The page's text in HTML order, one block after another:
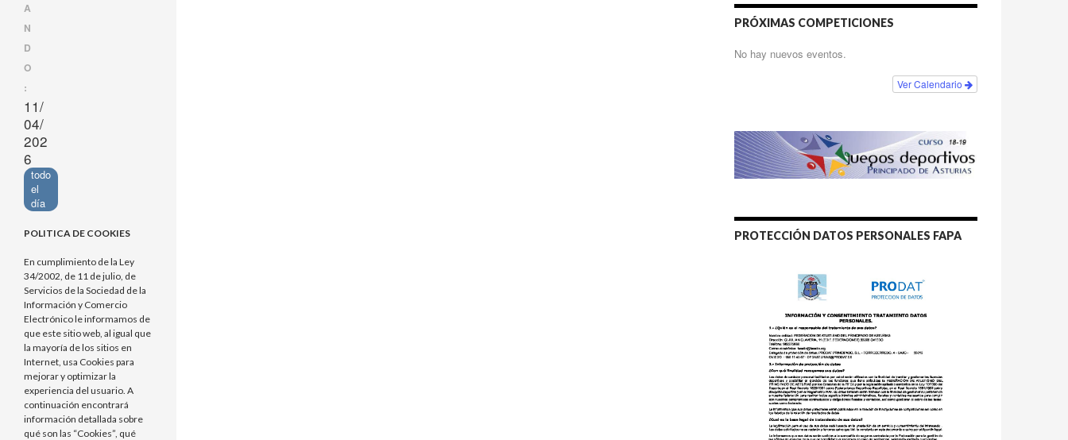
PRÓXIMAS COMPETICIONES
No hay nuevos eventos.
Ver Calendario
PROTECCIÓN DATOS PERSONALES FAPA
A
N
D
O
:
11/
04/
202
6
todo
el
día
POLITICA DE COOKIES
En cumplimiento de la Ley
34/2002, de 11 de julio, de
Servicios de la Sociedad de la
Información y Comercio
Electrónico le informamos de
que este sitio web, al igual que
la mayoría de los sitios en
Internet, usa Cookies para
mejorar y optimizar la
experiencia del usuario. A
continuación encontrará
información detallada sobre
qué son las “Cookies”, qué